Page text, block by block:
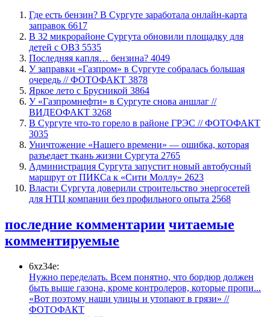
​Где есть бензин? В Сургуте заработала онлайн-карта
заправок 6617
В 32 микрорайоне Сургута обновили площадку для
детей с ОВЗ 5535
​Последняя капля… бензина? 4049
​У заправки «Газпром» в Сургуте собралась большая
очередь // ФОТОФАКТ 3878
Яркое лето с Брусникой 3864
У «Газпромнефти» в Сургуте снова аншлаг //
ВИДЕОФАКТ 3268
​В Сургуте что-то горело в районе ГРЭС // ФОТОФАКТ
3035
​Уничтожение «Нашего времени» — ошибка, которая
разъедает ткань жизни Сургута 2765
​Администрация Сургута запустит новый автобусный
маршрут от ПИКСа к «Сити Моллу» 2623
Власти Сургута доверили строительство энергосетей
для НТЦ компании без профильного опыта 2568
последние комментарии читаемые
комментируемые
6xz34e:
Нужно переделать. Всем понятно, что бордюр должен
быть выше газона, кроме контролеров, которые пропи...
«Вот поэтому наши улицы и утопают в грязи» //
ФОТОФАКТ